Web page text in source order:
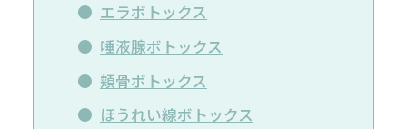
エラボトックス
唾液腺ボトックス
頬骨ボトックス
ほうれい線ボトックス